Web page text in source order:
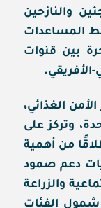
والنازحين
المساعدات
بين قنوات
الأفريقي.
الغذائي،
للأمم المتحدة، وتركز على
من أهمية
دعم صمود
والزراعة
شمول الفئات